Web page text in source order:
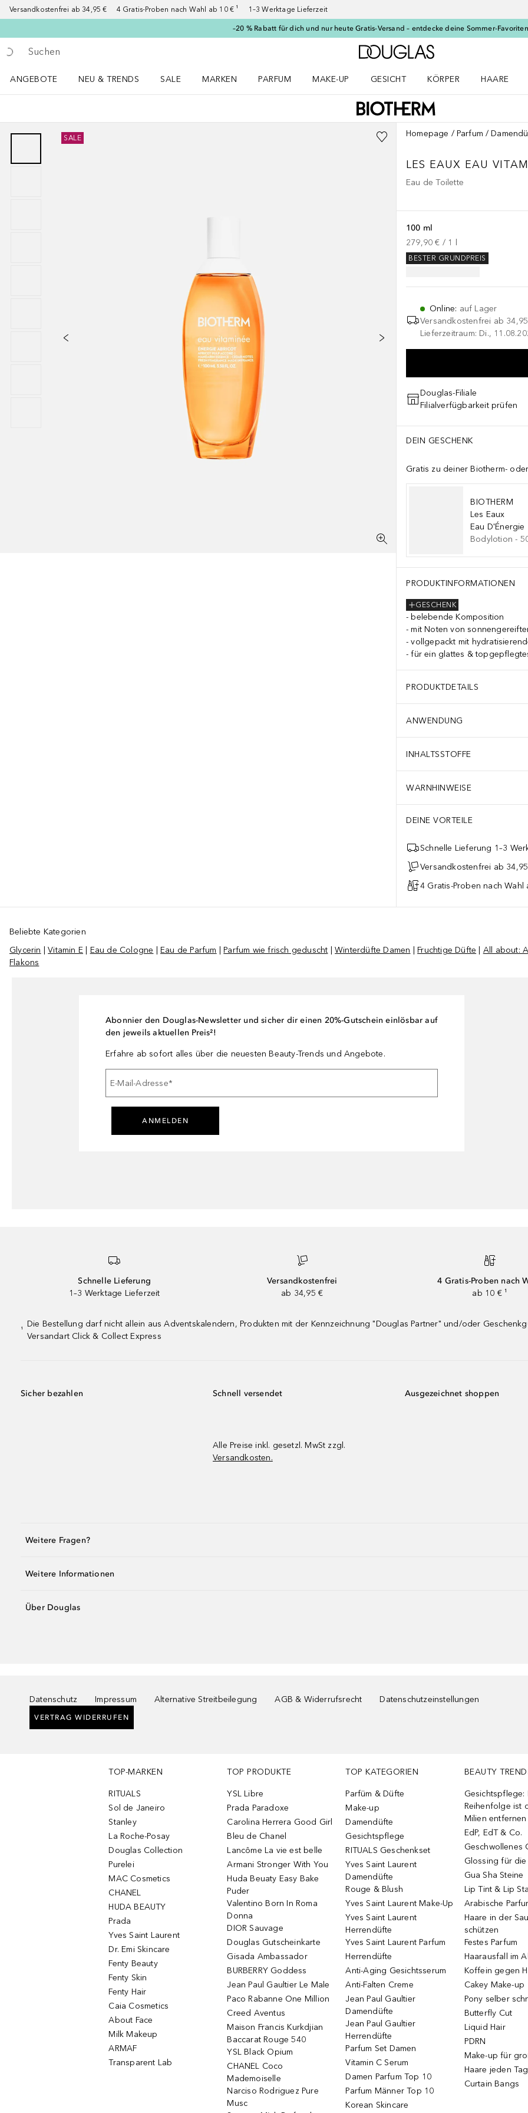
Versandkostenfrei ab 34,95 € 4 Gratis-Proben nach Wahl ab 10 € ¹ 1–3 Werktage Lieferzeit
–20 % Rabatt für dich und nur heute Gratis-Versand – entdecke deine Sommer-
Gehe zurück
Suche ausführen
Zur Douglas Startseite
ANGEBOTE
NEU & TRENDS
SALE
MARKEN
PARFUM
MAKE-UP
GESICHT
KÖRPER
HAARE
SALE Homepage Parfum
LES EAUX EAU
Eau de Toilette
100 ml
279,90 € / 1
BESTER GRUNDPREIS
Online: auf Lager
Versandkostenfrei ab
Lieferzeitraum: Di.,
Douglas-Filiale
Filialverfügbarkeit prüfen
DEIN GESCHENK
Gratis zu deiner Biotherm-
BIOTHERM
Les Eaux
Eau D'Énergie
Bodylotion -
PRODUKTINFORMATIONEN
GESCHENK
belebende Komposition
mit Noten von
vollgepackt mit
für ein glattes &
PRODUKTDETAILS
ANWENDUNG
INHALTSSTOFFE
WARNHINWEISE
DEINE VORTEILE
Schnelle Lieferung 1–3
Versandkostenfrei ab
4 Gratis-Proben nach Wahl
Beliebte Kategorien
Glycerin |Vitamin E Eau de Cologne |Eau de Parfum |Parfum wie frisch geduscht |Winterdüfte Damen |Fruchtige Düfte
All about:
Flakons
Abonnier den Douglas-Newsletter und sicher dir einen 20%-Gutschein einlösbar auf
den jeweils aktuellen Preis²!
Erfahre ab sofort alles über die neuesten Beauty-Trends und Angebote.
E-Mail-Adresse*
ANMELDEN
Schnelle Lieferung
1–3 Werktage Lieferzeit
Versandkostenfrei
ab 34,95 €
4 Gratis-Proben nach
ab 10 € ¹
¹
Die Bestellung darf nicht allein aus Adventskalendern, Produkten mit der Kennzeichnung "Douglas Partner" und/oder
Versandart Click & Collect Express
Sicher bezahlen Schnell versendet
Alle Preise inkl. gesetzl. MwSt zzgl.
Versandkosten.
Ausgezeichnet shoppen
Weitere Fragen?
Weitere Informationen
Über Douglas
Datenschutz Impressum Alternative Streitbeilegung AGB & Widerrufsrecht Datenschutzeinstellungen
VERTRAG WIDERRUFEN
TOP-MARKEN
RITUALS
Sol de Janeiro
Stanley
La Roche-Posay
Douglas Collection
Purelei
MAC Cosmetics
CHANEL
HUDA BEAUTY
Prada
Yves Saint Laurent
Dr. Emi Skincare
Fenty Beauty
Fenty Skin
Fenty Hair
Caia Cosmetics
About Face
Milk Makeup
ARMAF
Transparent Lab
TOP PRODUKTE
YSL Libre
Prada Paradoxe
Carolina Herrera Good Girl
Bleu de Chanel
Lancôme La vie est belle
Armani Stronger With You
Huda Beuaty Easy Bake
Puder
Valentino Born In Roma
Donna
DIOR Sauvage
Douglas Gutscheinkarte
Gisada Ambassador
BURBERRY Goddess
Jean Paul Gaultier Le Male
Paco Rabanne One Million
Creed Aventus
Maison Francis Kurkdjian
Baccarat Rouge 540
YSL Black Opium
CHANEL Coco
Mademoiselle
Narciso Rodriguez Pure
Musc
TOP KATEGORIEN
Parfüm & Düfte
Make-up
Damendüfte
Gesichtspflege
RITUALS Geschenkset
Yves Saint Laurent
Damendüfte
Rouge & Blush
Yves Saint Laurent Make-Up
Yves Saint Laurent
Herrendüfte
Yves Saint Laurent Parfum
Herrendüfte
Anti-Aging Gesichtsserum
Anti-Falten Creme
Jean Paul Gaultier
Damendüfte
Jean Paul Gaultier
Herrendüfte
Parfum Set Damen
Vitamin C Serum
Damen Parfum Top 10
Parfum Männer Top 10
Korean Skincare
BEAUTY
Gesichtspflege:
Reihenfolge ist
Milien entfernen
EdP, EdT & Co.
Geschwollenes
Glossing für die
Gua Sha Steine
Lip Tint & Lip
Arabische
Haare in der
schützen
Festes Parfum
Haarausfall im
Koffein gegen
Cakey Make-up
Pony selber
Butterfly Cut
Liquid Hair
PDRN
Make-up für
Haare jeden
Curtain Bangs